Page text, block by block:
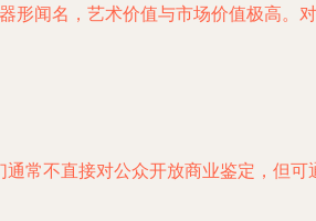
形闻名，艺术价值与市场价值极高。
常不直接对公众开放商业鉴定，但可